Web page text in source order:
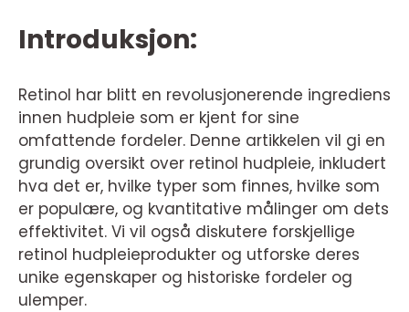
Introduksjon:
Retinol har blitt en revolusjonerende ingrediens
innen hudpleie som er kjent for sine
omfattende fordeler. Denne artikkelen vil gi en
grundig oversikt over retinol hudpleie, inkludert
hva det er, hvilke typer som finnes, hvilke som
er populære, og kvantitative målinger om dets
effektivitet. Vi vil også diskutere forskjellige
retinol hudpleieprodukter og utforske deres
unike egenskaper og historiske fordeler og
ulemper.